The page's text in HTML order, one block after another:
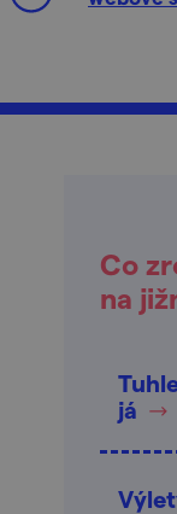
Co
na
já